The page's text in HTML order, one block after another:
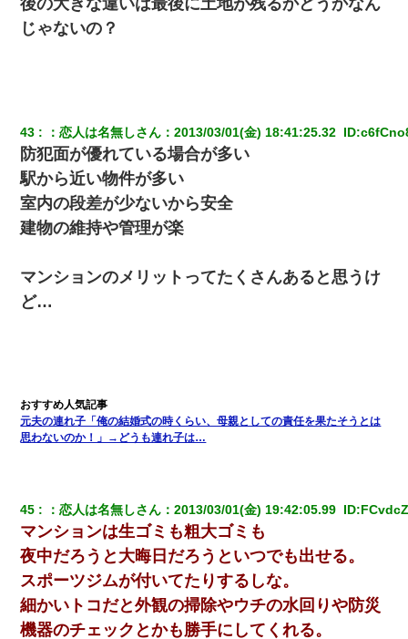
体中に赤い蕁麻疹みたいなのができて、皮膚科にいったら「ジベ
高1のとき男に襲われ、不妊の叔母に頼まれて出産。→叔母夫婦が
養子縁組してアメリカに子供を連れ帰った。→9・11で叔母夫婦が
亡くなってしまい…
中途採用のAが部長から呼び出された。Aはヘラヘラと部屋に入っ
裁判官「お互いに最後に言いたいことはありますか」バカ夫
「…」A「夫を一発殴らせてほしい」裁判官「どうぞ」
私が遺産を相続。→それを知った義両親が「旅行代金を出せ！」
「リフォーム費用を負担しろ！」「金の管理は私達がする！」と
嫁が弁護士を連れてきて「悪いと思うなら慰謝料を払って離婚し
ろ」→ 俺「完全に恐喝になってますね」「お前、これが詐欺だっ
て知ってる？」
朝起きたら嫁がいなかった。俺（嫁も嫁実家も電話に出ない…不
安だ）→ 仕事を早退して帰宅すると、嫁と嫁両親と知らない男が
２人・・・
じゃないの？
43 ：恋人は名無しさん ：2013/03/01(金) 18:41:25.32 ID:
防犯面が優れている場合が多い
駅から近い物件が多い
室内の段差が少ないから安全
建物の維持や管理が楽
マンションのメリットってたくさんあると思うけ
ど…
元夫の連れ子「俺の結婚式の時くらい、母親としての責任を果たそうとは
思わないのか！」→どうも連れ子は…
45 ：恋人は名無しさん ：2013/03/01(金) 19:42:05.99 ID:
マンションは生ゴミも粗大ゴミも
夜中だろうと大晦日だろうといつでも出せる。
スポーツジムが付いてたりするしな。
細かいトコだと外観の掃除やウチの水回りや防災
機器のチェックとかも勝手にしてくれる。